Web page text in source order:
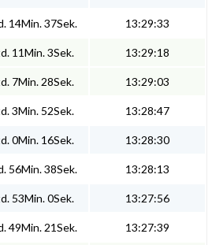
14Min. 37Sek. 13:29:33
11Min. 3Sek. 13:29:18
7Min. 28Sek. 13:29:03
3Min. 52Sek. 13:28:47
0Min. 16Sek. 13:28:30
56Min. 38Sek. 13:28:13
53Min. 0Sek. 13:27:56
49Min. 21Sek. 13:27:39